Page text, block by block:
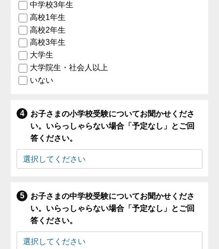
中学校3年生
高校1年生
高校2年生
高校3年生
大学生
大学院生・社会人以上
いない
お子さまの小学校受験についてお聞かせくださ
い。いらっしゃらない場合「予定なし」とご回
答ください。
お子さまの中学校受験についてお聞かせくださ
い。いらっしゃらない場合「予定なし」とご回
答ください。